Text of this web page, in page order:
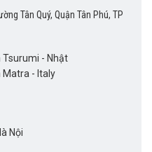
Tân Quý, Quận Tân Phú, TP
Tsurumi - Nhật
Matra - Italy
Nội